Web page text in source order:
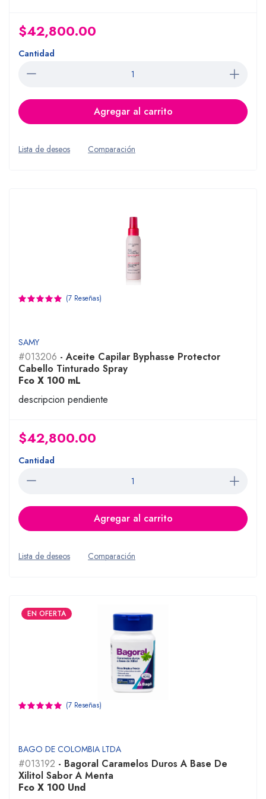
$42,800.00
Cantidad
Agregar al carrito
Lista de deseos Comparación
(7 Reseñas)
SAMY
#013206 - Aceite Capilar Byphasse Protector
Cabello Tinturado Spray
Fco X 100 mL
descripcion pendiente
$42,800.00
Cantidad
Agregar al carrito
Lista de deseos Comparación
EN OFERTA
(7 Reseñas)
BAGO DE COLOMBIA LTDA
#013192 - Bagoral Caramelos Duros A Base De
Xilitol Sabor A Menta
Fco X 100 Und